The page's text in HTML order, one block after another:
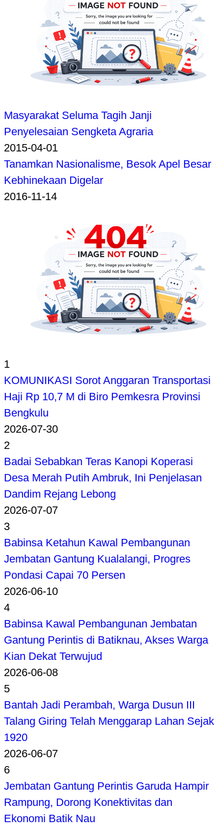
Masyarakat Seluma Tagih Janji
Penyelesaian Sengketa Agraria
2015-04-01
Tanamkan Nasionalisme, Besok Apel Besar
Kebhinekaan Digelar
2016-11-14
1
KOMUNIKASI Sorot Anggaran Transportasi
Haji Rp 10,7 M di Biro Pemkesra Provinsi
Bengkulu
2026-07-30
2
Badai Sebabkan Teras Kanopi Koperasi
Desa Merah Putih Ambruk, Ini Penjelasan
Dandim Rejang Lebong
2026-07-07
3
Babinsa Ketahun Kawal Pembangunan
Jembatan Gantung Kualalangi, Progres
Pondasi Capai 70 Persen
2026-06-10
4
Babinsa Kawal Pembangunan Jembatan
Gantung Perintis di Batiknau, Akses Warga
Kian Dekat Terwujud
2026-06-08
5
Bantah Jadi Perambah, Warga Dusun III
Talang Giring Telah Menggarap Lahan Sejak
1920
2026-06-07
6
Jembatan Gantung Perintis Garuda Hampir
Rampung, Dorong Konektivitas dan
Ekonomi Batik Nau